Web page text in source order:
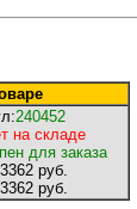
240452
на складе
для заказа
3362 руб.
3362 руб.